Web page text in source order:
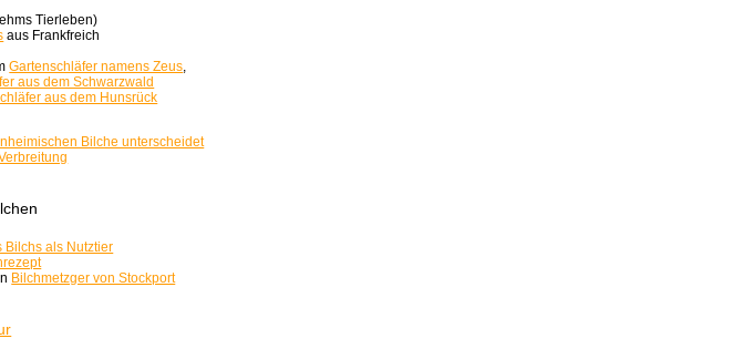
Tierleben)
aus Frankfreich
Gartenschläfer namens Zeus,
aus dem Schwarzwald
aus dem Hunsrück
Bilche unterscheidet
Bilchs als Nutztier
Bilchmetzger von Stockport